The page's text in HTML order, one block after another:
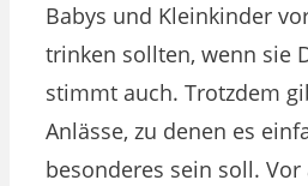
Babys und Kleinkinder
trinken sollten, wenn sie
stimmt auch. Trotzdem
Anlässe, zu denen es
besonderes sein soll. Vor